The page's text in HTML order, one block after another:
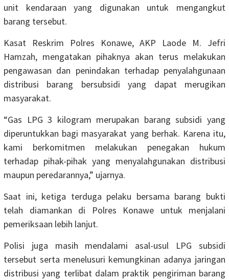
unit kendaraan yang digunakan untuk mengangkut
barang tersebut.
Kasat Reskrim Polres Konawe, AKP Laode M. Jefri
Hamzah, mengatakan pihaknya akan terus melakukan
pengawasan dan penindakan terhadap penyalahgunaan
distribusi barang bersubsidi yang dapat merugikan
masyarakat.
“Gas LPG 3 kilogram merupakan barang subsidi yang
diperuntukkan bagi masyarakat yang berhak. Karena itu,
kami berkomitmen melakukan penegakan hukum
terhadap pihak-pihak yang menyalahgunakan distribusi
maupun peredarannya,” ujarnya.
Saat ini, ketiga terduga pelaku bersama barang bukti
telah diamankan di Polres Konawe untuk menjalani
pemeriksaan lebih lanjut.
Polisi juga masih mendalami asal-usul LPG subsidi
tersebut serta menelusuri kemungkinan adanya jaringan
distribusi yang terlibat dalam praktik pengiriman barang